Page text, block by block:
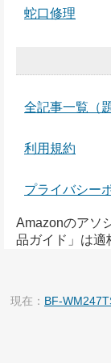
蛇口修理
全記事一覧（
利用規約
プライバシー
Amazonのアソ
品ガイド」は適
現在： BF-